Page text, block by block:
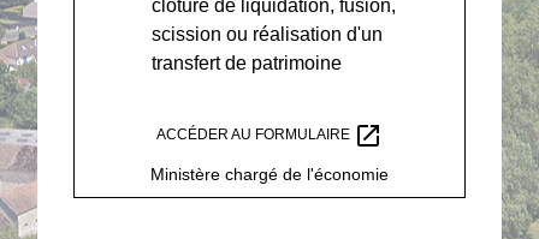
clôture de liquidation, fusion,
scission ou réalisation d'un
transfert de patrimoine
ACCÉDER AU FORMULAIRE open_in_new
Ministère chargé de l'économie